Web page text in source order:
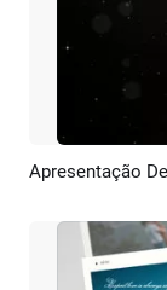
Apresentação